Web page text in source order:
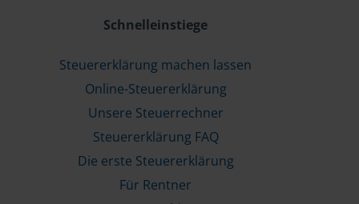
Schnelleinstiege
Steuererklärung machen lassen
Online-Steuererklärung
Unsere Steuerrechner
Steuererklärung FAQ
Die erste Steuererklärung
Für Rentner